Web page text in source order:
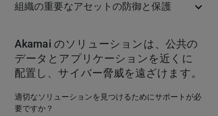
組織の重要なアセットの防御と保護
Akamai のソリューションは、公共の
データとアプリケーションを近くに
配置し、サイバー脅威を遠ざけます。
適切なソリューションを見つけるためにサポートが必
要ですか？